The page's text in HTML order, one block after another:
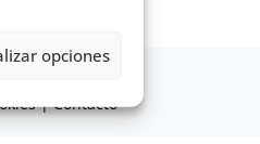
opciones
de Canarias
|Contacto